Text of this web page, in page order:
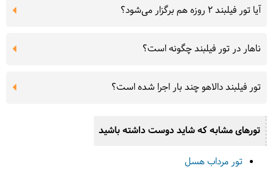
آیا تور فیلبند ۲ روزه هم برگزار می‌شود؟
ناهار در تور فیلبند چگونه است؟
تور فیلبند دالاهو چند بار اجرا شده است؟
تورهای مشابه که شاید دوست داشته باشید
تور مرداب هسل